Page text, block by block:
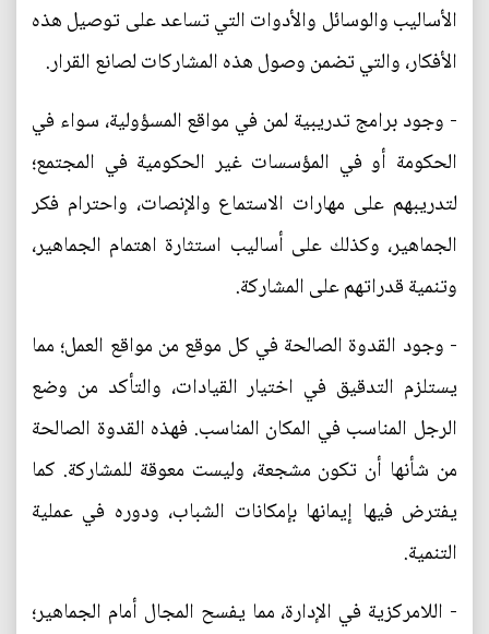
الأساليب والوسائل والأدوات التي تساعد على توصيل هذه
الأفكار، والتي تضمن وصول هذه المشاركات لصانع القرار.
- وجود برامج تدريبية لمن في مواقع المسؤولية، سواء في
الحكومة أو في المؤسسات غير الحكومية في المجتمع؛
لتدريبهم على مهارات الاستماع والإنصات، واحترام فكر
الجماهير، وكذلك على أساليب استثارة اهتمام الجماهير،
وتنمية قدراتهم على المشاركة.
- وجود القدوة الصالحة في كل موقع من مواقع العمل؛ مما
يستلزم التدقيق في اختيار القيادات، والتأكد من وضع
الرجل المناسب في المكان المناسب. فهذه القدوة الصالحة
من شأنها أن تكون مشجعة، وليست معوقة للمشاركة. كما
يفترض فيها إيمانها بإمكانات الشباب، ودوره في عملية
التنمية.
- اللامركزية في الإدارة، مما يفسح المجال أمام الجماهير؛